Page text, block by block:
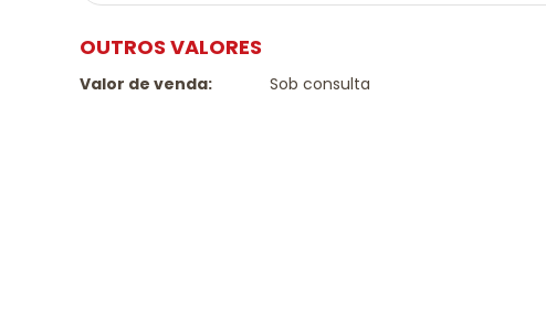
OUTROS VALORES
Valor de venda: Sob consulta